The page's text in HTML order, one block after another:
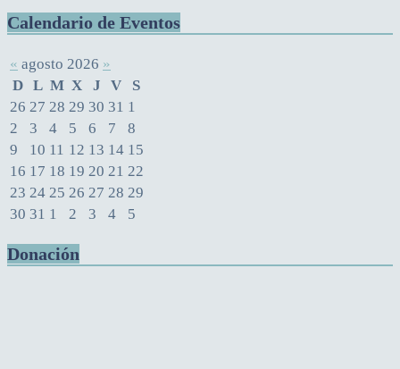
Calendario de Eventos
« agosto 2026 »
D L M X J V
S
26 27 28 29 30 31 1
2
3 4 5 6 7
8
9
10 11 12 13 14 15
16 17 18 19 20 21 22
23 24 25 26 27 28 29
30 31 1 2 3 4 5
Donación